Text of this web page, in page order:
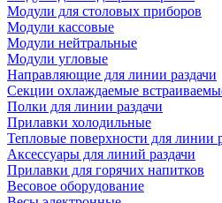
Модули для столовых приборов
Модули кассовые
Модули нейтральные
Модули угловые
Направляющие для линии раздачи
Секции охлаждаемые
Полки для линии раздачи
Прилавки холодильные
Тепловые поверхности для линии
Аксессуары для линий раздачи
Прилавки для горячих напитков
Весовое оборудование